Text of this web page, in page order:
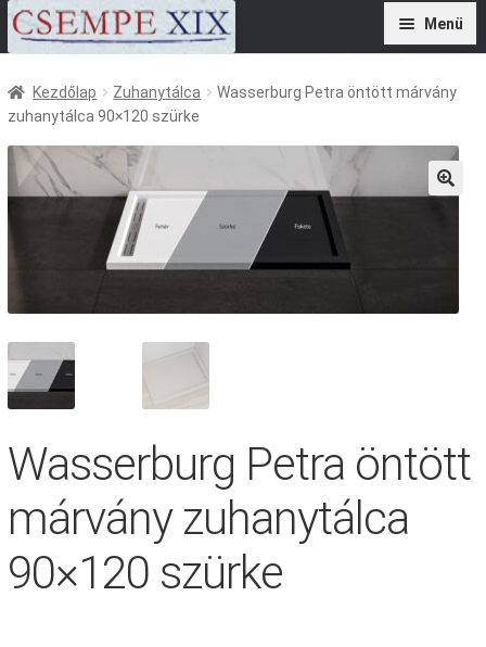
Ugrás
Kilépés
Menü
Szolgáltatások
Referenciák
Kivitelezőknek
Kezdőlap Zuhanytálca
Wasserburg Petra öntött márvány
zuhanytálca 90×120 szürke
Wasserburg Petra öntött
márvány zuhanytálca
90×120 szürke